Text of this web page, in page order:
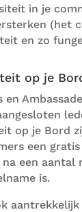
in je
(het
en zo
op je
en A
op je Bord
een
een aantal
is.
aantrekkelijk